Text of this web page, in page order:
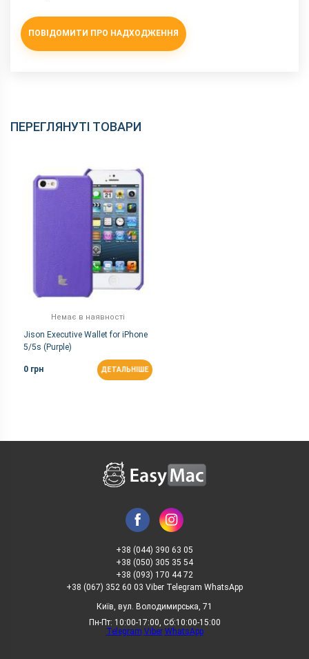
ПОВІДОМИТИ ПРО НАДХОДЖЕННЯ
ПЕРЕГЛЯНУТІ ТОВАРИ
Немає в наявності
Jison Executive Wallet for iPhone
5/5s (Purple)
0 грн ДЕТАЛЬНІШЕ
+38 (044) 390 63 05
+38 (050) 305 35 54
+38 (093) 170 44 72
+38 (067) 352 60 03 Viber Telegram WhatsApp
Київ, вул. Володимирська, 71
Пн-Пт: 10:00-17:00, Сб:10:00-15:00
Telegram Viber WhatsApp